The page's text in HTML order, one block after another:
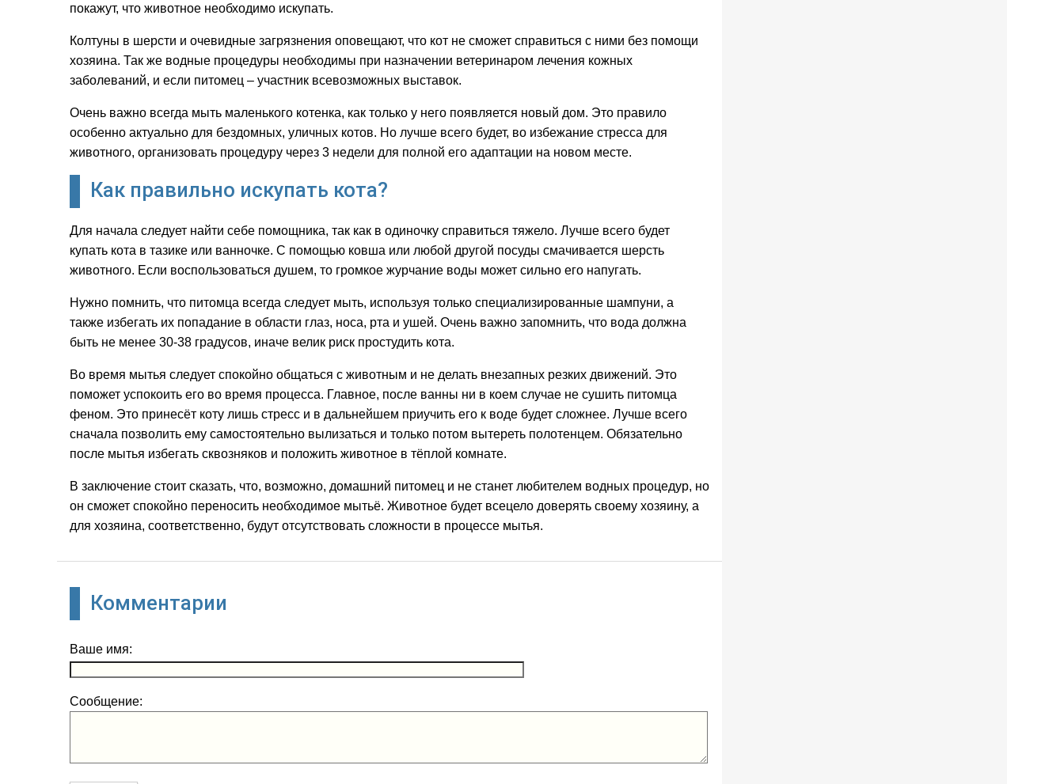
покажут, что животное необходимо искупать.
Колтуны в шерсти и очевидные загрязнения оповещают, что кот не сможет справиться с ними без помощи
хозяина. Так же водные процедуры необходимы при назначении ветеринаром лечения кожных
заболеваний, и если питомец – участник всевозможных выставок.
Очень важно всегда мыть маленького котенка, как только у него появляется новый дом. Это правило
особенно актуально для бездомных, уличных котов. Но лучше всего будет, во избежание стресса для
животного, организовать процедуру через 3 недели для полной его адаптации на новом месте.
Как правильно искупать кота?
Для начала следует найти себе помощника, так как в одиночку справиться тяжело. Лучше всего будет
купать кота в тазике или ванночке. С помощью ковша или любой другой посуды смачивается шерсть
животного. Если воспользоваться душем, то громкое журчание воды может сильно его напугать.
Нужно помнить, что питомца всегда следует мыть, используя только специализированные шампуни, а
также избегать их попадание в области глаз, носа, рта и ушей. Очень важно запомнить, что вода должна
быть не менее 30-38 градусов, иначе велик риск простудить кота.
Во время мытья следует спокойно общаться с животным и не делать внезапных резких движений. Это
поможет успокоить его во время процесса. Главное, после ванны ни в коем случае не сушить питомца
феном. Это принесёт коту лишь стресс и в дальнейшем приучить его к воде будет сложнее. Лучше всего
сначала позволить ему самостоятельно вылизаться и только потом вытереть полотенцем. Обязательно
после мытья избегать сквозняков и положить животное в тёплой комнате.
В заключение стоит сказать, что, возможно, домашний питомец и не станет любителем водных процедур, но
он сможет спокойно переносить необходимое мытьё. Животное будет всецело доверять своему хозяину, а
для хозяина, соответственно, будут отсутствовать сложности в процессе мытья.
Комментарии
Ваше имя:
Сообщение: